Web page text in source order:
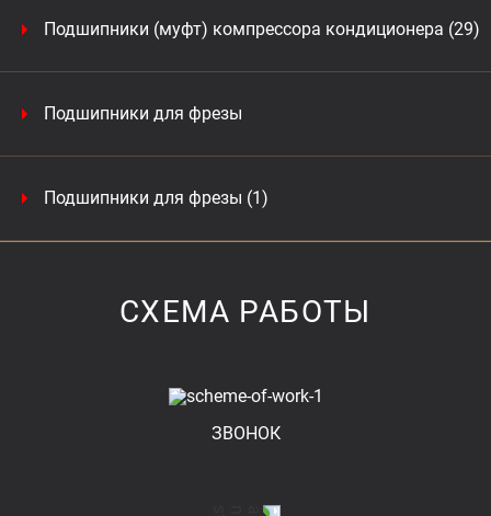
Подшипники (муфт) компрессора кондиционера (29)
Подшипники для фрезы
Подшипники для фрезы (1)
СХЕМА РАБОТЫ
ЗВОНОК